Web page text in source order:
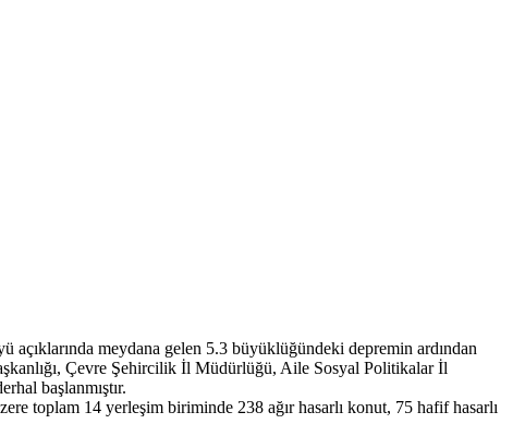
meydana gelen 5.3 büyüklüğündeki depremin ardından
Çevre Şehircilik İl Müdürlüğü, Aile Sosyal Politikalar İl
başlanmıştır.
toplam 14 yerleşim biriminde 238 ağır hasarlı konut, 75 hafif hasarlı